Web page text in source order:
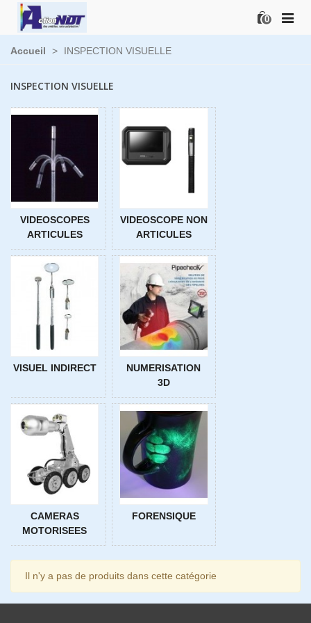
0
Accueil > INSPECTION VISUELLE
INSPECTION VISUELLE
VIDEOSCOPES
ARTICULES
VIDEOSCOPE NON
ARTICULES
VISUEL INDIRECT
NUMERISATION
3D
CAMERAS
MOTORISEES
FORENSIQUE
Il n'y a pas de produits dans cette catégorie